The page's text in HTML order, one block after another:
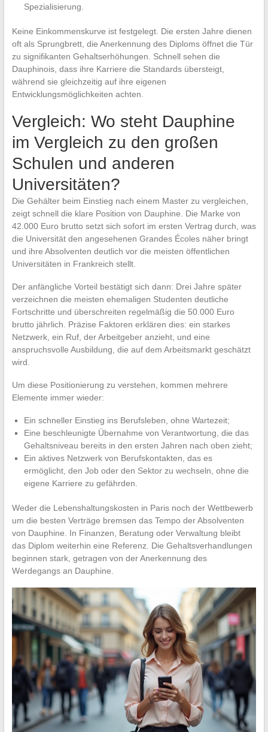
Spezialisierung.
Keine Einkommenskurve ist festgelegt. Die ersten Jahre dienen
oft als Sprungbrett, die Anerkennung des Diploms öffnet die Tür
zu signifikanten Gehaltserhöhungen. Schnell sehen die
Dauphinois, dass ihre Karriere die Standards übersteigt,
während sie gleichzeitig auf ihre eigenen
Entwicklungsmöglichkeiten achten.
Vergleich: Wo steht Dauphine
im Vergleich zu den großen
Schulen und anderen
Universitäten?
Die Gehälter beim Einstieg nach einem Master zu vergleichen,
zeigt schnell die klare Position von Dauphine. Die Marke von
42.000 Euro brutto setzt sich sofort im ersten Vertrag durch, was
die Universität den angesehenen Grandes Écoles näher bringt
und ihre Absolventen deutlich vor die meisten öffentlichen
Universitäten in Frankreich stellt.
Der anfängliche Vorteil bestätigt sich dann: Drei Jahre später
verzeichnen die meisten ehemaligen Studenten deutliche
Fortschritte und überschreiten regelmäßig die 50.000 Euro
brutto jährlich. Präzise Faktoren erklären dies: ein starkes
Netzwerk, ein Ruf, der Arbeitgeber anzieht, und eine
anspruchsvolle Ausbildung, die auf dem Arbeitsmarkt geschätzt
wird.
Um diese Positionierung zu verstehen, kommen mehrere
Elemente immer wieder:
Ein schneller Einstieg ins Berufsleben, ohne Wartezeit;
Eine beschleunigte Übernahme von Verantwortung, die das
Gehaltsniveau bereits in den ersten Jahren nach oben zieht;
Ein aktives Netzwerk von Berufskontakten, das es
ermöglicht, den Job oder den Sektor zu wechseln, ohne die
eigene Karriere zu gefährden.
Weder die Lebenshaltungskosten in Paris noch der Wettbewerb
um die besten Verträge bremsen das Tempo der Absolventen
von Dauphine. In Finanzen, Beratung oder Verwaltung bleibt
das Diplom weiterhin eine Referenz. Die Gehaltsverhandlungen
beginnen stark, getragen von der Anerkennung des
Werdegangs an Dauphine.